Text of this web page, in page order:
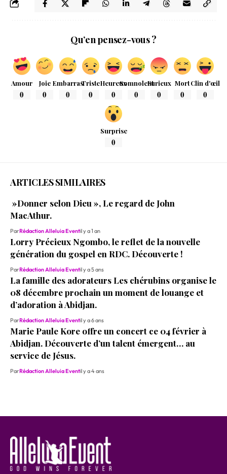
Qu’en pensez-vous ?
Amour
0
Joie
0
Embarras
0
Triste
0
Heureux
0
Somnolent
0
Furieux
0
Mort
0
Clin d'œil
0
Surprise
0
ARTICLES SIMILAIRES
»Donner selon Dieu », Le regard de John
MacAthur.
ParRédaction Alleluia Eventil y a 1 an
Lorry Précieux Ngombo, le reflet de la nouvelle
génération du gospel en RDC. Découverte !
ParRédaction Alleluia Eventil y a 5 ans
La famille des adorateurs Les chérubins organise le
08 décembre prochain un moment de louange et
d’adoration à Abidjan.
ParRédaction Alleluia Eventil y a 6 ans
Marie Paule Kore offre un concert ce 04 février à
Abidjan. Découverte d’un talent émergent… au
service de Jésus.
ParRédaction Alleluia Eventil y a 4 ans